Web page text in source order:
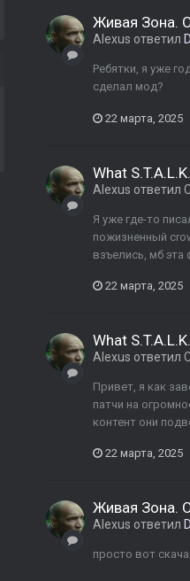
Живая Зона.
Alexus ответил
Ребятки, я уже
сделал мод?
22 марта, 2025
What
Alexus ответил
Я уже где-то
пожизненный
взъелись, мб
22 марта, 2025
What
Alexus ответил
Привет, я как
патчи на
контент они
22 марта, 2025
Живая Зона.
Alexus ответил
просто вот